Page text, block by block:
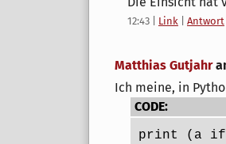
12:43 Link Antwort
Matthias Gutjahr
Ich meine, in
CODE:
print (a if